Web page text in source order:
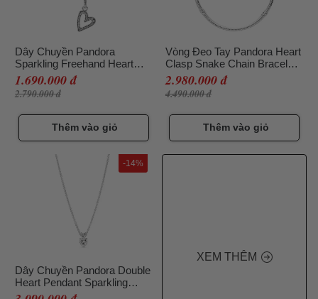
Dây Chuyền Pandora
Sparkling Freehand Heart
Pendant Necklace Màu Bạc
1.690.000 đ
2.790.000 đ
Thêm vào giỏ
Vòng Đeo Tay Pandora Heart
Clasp Snake Chain Bracelet
590727CZ Màu Bạc Size 16
2.980.000 đ
4.490.000 đ
Thêm vào giỏ
Dây Chuyền Pandora Double
Heart Pendant Sparkling
Collier Necklace 391229C01-
-14%
XEM THÊM